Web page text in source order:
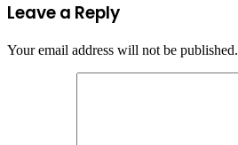
Leave a Reply
Your email address will not be published.